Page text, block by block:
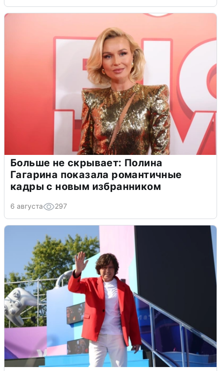
Больше не скрывает: Полина
Гагарина показала романтичные
кадры с новым избранником
6 августа 297